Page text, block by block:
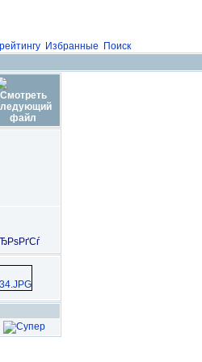
Избранные Поиск